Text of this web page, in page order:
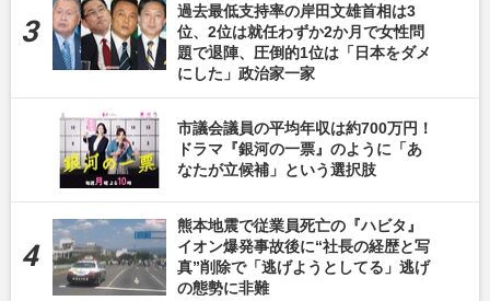
過去最低支持率の岸田文雄首相は3
位、2位は就任わずか2か月で女性問
題で退陣、圧倒的1位は「日本をダメ
にした」政治家一家
市議会議員の平均年収は約700万円！
ドラマ『銀河の一票』のように「あ
なたが立候補」という選択肢
熊本地震で従業員死亡の『ハビタ』
イオン爆発事故後に“社長の経歴と写
真”削除で「逃げようとしてる」逃げ
の態勢に非難